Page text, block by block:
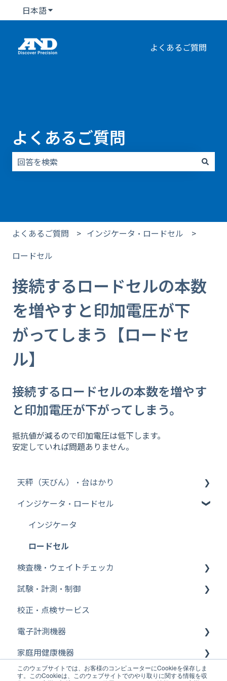
このウェブサイトでは、お客様のコンピューターにCookieを保存しま
す。このCookieは、このウェブサイトでのやり取りに関する情報を収
日本語翻訳のサブメニューを表示
よくあるご質問
よくあるご質問
よくあるご質問
インジケータ・ロードセル
ロードセル
接続するロードセルの本数
を増やすと印加電圧が下
がってしまう【ロードセ
ル】
接続するロードセルの本数を増やす
と印加電圧が下がってしまう。
抵抗値が減るので印加電圧は低下します。
安定していれば問題ありません。
天秤（天びん）・台はかり
その他【WinCT】
分析機器
台はかり
その他【比重測定キット】
Bluetooth
その他【天秤（天びん）・台はかり】
その他【特定計量器】
その他【校正用分銅】
その他【除電器（イオナイザー）】
インジケータ・ロードセル
インジケータ
ロードセル
検査機・ウェイトチェッカ
ウェイトチェッカ
金属検出機
試験・計測・制御
FFT ファイル変換
FFT WCAPROオフライン
FFT cWCA（AD3651）オンライン
FFT 信号発生器設定
校正・点検サービス
電子計測機器
電気計測機器
デジタルノギス・その他
家庭用健康機器
体温計
医療機器・業務用体重計